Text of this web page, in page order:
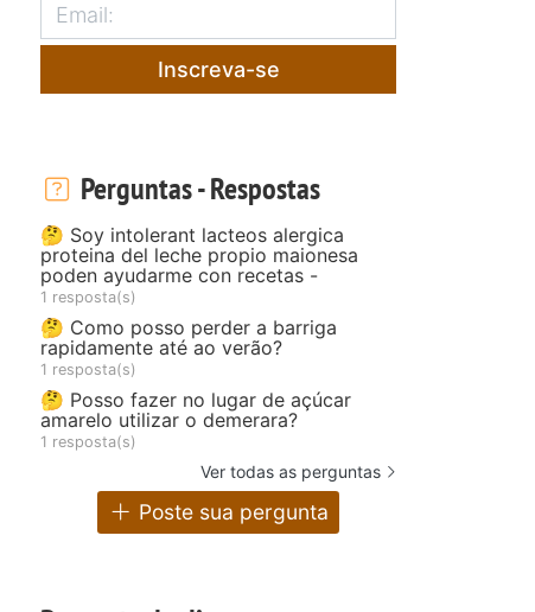
Inscreva-se
Perguntas - Respostas
🤔 Soy intolerant lacteos alergica
proteina del leche propio maionesa
poden ayudarme con recetas -
1 resposta(s)
🤔 Como posso perder a barriga
rapidamente até ao verão?
1 resposta(s)
🤔 Posso fazer no lugar de açúcar
amarelo utilizar o demerara?
1 resposta(s)
Ver todas as perguntas
Poste sua pergunta